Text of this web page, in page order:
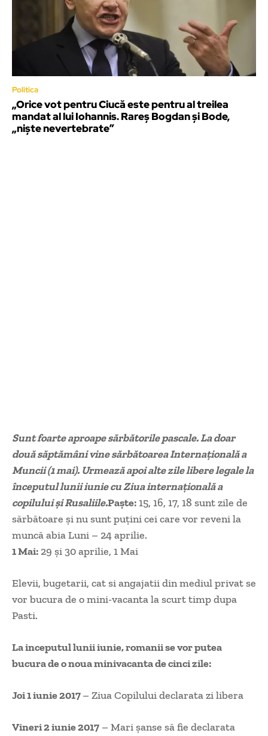
Politica
„Orice vot pentru Ciucă este pentru al treilea
mandat al lui Iohannis. Rareș Bogdan și Bode,
„niște nevertebrate”
Sunt foarte aproape sărbătorile pascale. La doar
două săptămâni vine sărbătoarea Internațională a
Muncii (1 mai). Urmează apoi alte zile libere legale la
începutul lunii iunie cu Ziua internațională a
copilului și Rusaliile.Paște: 15, 16, 17, 18 sunt zile de
sărbătoare și nu sunt puțini cei care vor reveni la
muncă abia Luni – 24 aprilie.
1 Mai: 29 și 30 aprilie, 1 Mai
Elevii, bugetarii, cat si angajatii din mediul privat se
vor bucura de o mini-vacanta la scurt timp dupa
Pasti.
La inceputul lunii iunie, romanii se vor putea
bucura de o noua minivacanta de cinci zile:
Joi 1 iunie 2017– Ziua Copilului declarata zi libera
Vineri 2 iunie 2017 – Mari șanse să fie declarata